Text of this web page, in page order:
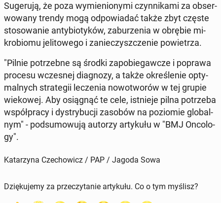
Su­ge­ru­ją, że poza wy­mie­nio­ny­mi czyn­ni­ka­mi za ob­ser­
wo­wa­ny trendy mogą od­po­wia­dać także zbyt częste
sto­so­wa­nie an­ty­bio­ty­ków, za­bu­rze­nia w obrębie mi­
kro­bio­mu je­li­to­we­go i za­nie­czysz­cze­nie po­wie­trza.
"Pilnie po­trzeb­ne są środki za­po­bie­gaw­cze i poprawa
procesu wcze­snej dia­gno­zy, a także okre­śle­nie opty­
mal­nych stra­te­gii le­cze­nia no­wo­two­rów w tej grupie
wie­ko­wej. Aby osią­gnąć te cele, ist­nie­je pilna po­trze­ba
współ­pra­cy i dys­try­bu­cji zasobów na po­zio­mie glo­bal­
nym" - pod­su­mo­wu­ją autorzy ar­ty­ku­łu w "BMJ On­co­lo­
gy".
Katarzyna Czechowicz / PAP / Jagoda Sowa
Dziękujemy za przeczytanie artykułu. Co o tym myślisz?